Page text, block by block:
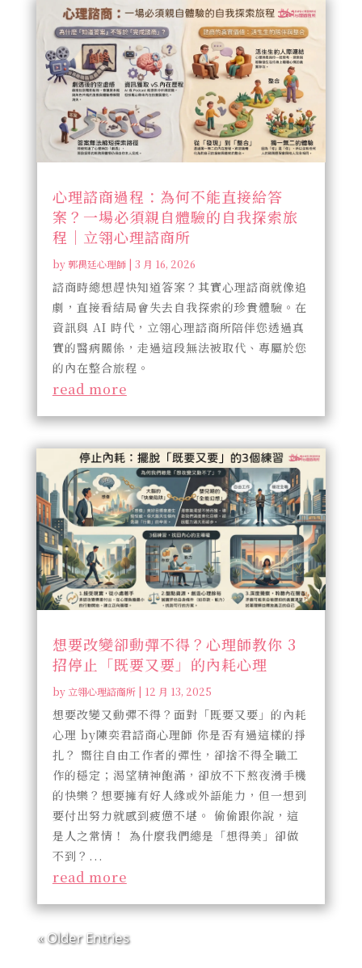
心理諮商過程：為何不能直接給答
案？一場必須親自體驗的自我探索旅
程｜立翎心理諮商所
by郭禺廷心理師| 3 月 16, 2026
諮商時總想趕快知道答案？其實心理諮商就像追
劇，直接看結局會失去自我探索的珍貴體驗。在
資訊與 AI 時代，立翎心理諮商所陪伴您透過真
實的醫病關係，走過這段無法被取代、專屬於您
的內在整合旅程。
read more
想要改變卻動彈不得？心理師教你 3
招停止「既要又要」的內耗心理
by立翎心理諮商所| 12 月 13, 2025
想要改變又動彈不得？面對「既要又要」的內耗
心理 by陳奕君諮商心理師 你是否有過這樣的掙
扎？ 嚮往自由工作者的彈性，卻捨不得全職工
作的穩定；渴望精神飽滿，卻放不下熬夜滑手機
的快樂？想要擁有好人緣或外語能力，但一想到
要付出努力就感到疲憊不堪。 偷偷跟你說，這
是人之常情！ 為什麼我們總是「想得美」卻做
不到？...
read more
« Older Entries